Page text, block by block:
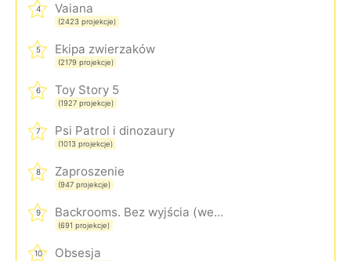
4 Vaiana
(2423 projekcje)
5 Ekipa zwierzaków
(2179 projekcje)
6 Toy Story 5
(1927 projekcje)
7 Psi Patrol i dinozaury
(1013 projekcje)
8 Zaproszenie
(947 projekcje)
9 Backrooms. Bez wyjścia (wersja rozszerzona)
(691 projekcje)
10 Obsesja